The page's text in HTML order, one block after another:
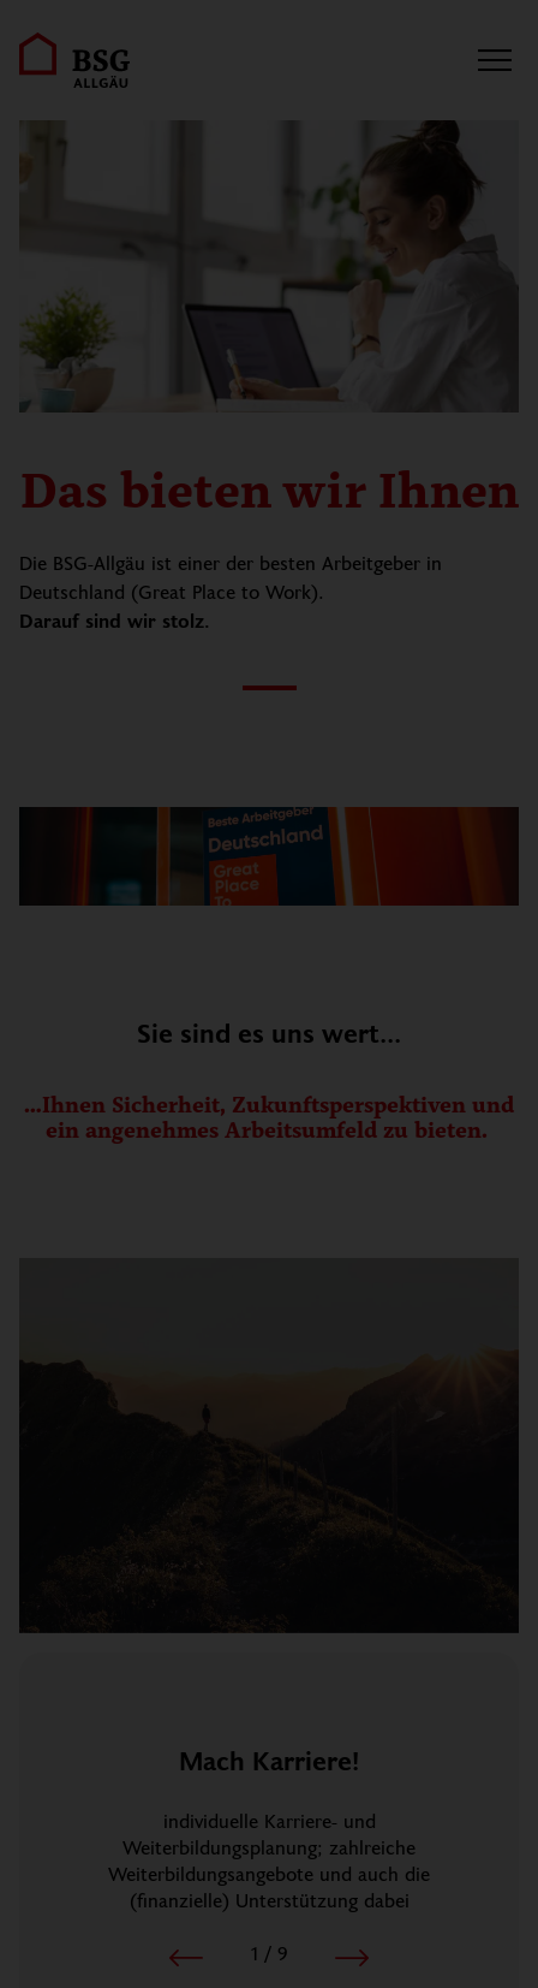
Das bieten wir Ihnen
Die BSG-Allgäu ist einer der besten Arbeitgeber in
Deutschland (Great Place to Work).
Darauf sind wir stolz.
Sie sind es uns wert...
…Ihnen Sicherheit, Zukunftsperspektiven und
ein angenehmes Arbeitsumfeld zu bieten.
Mach Karriere!
individuelle Karriere- und
Weiterbildungsplanung; zahlreiche
Weiterbildungsangebote und auch die
(finanzielle) Unterstützung dabei
1 / 9